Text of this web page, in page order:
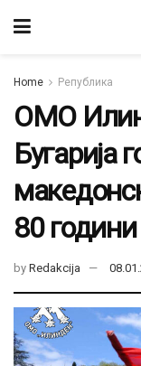
Home Република
ОМО
Бугарија
80 години
by Redakcija